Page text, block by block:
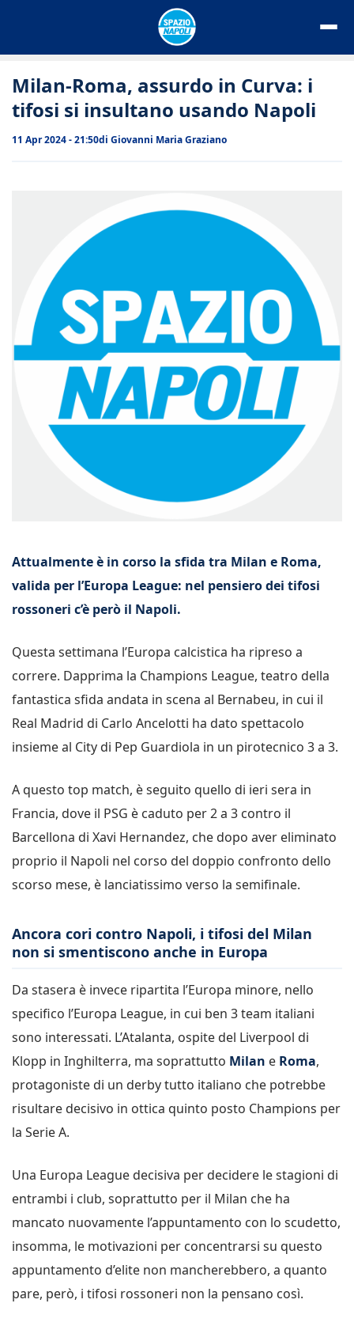
Milan-Roma, assurdo in Curva: i
tifosi si insultano usando Napoli
11 Apr 2024 - 21:50di Giovanni Maria Graziano
Attualmente è in corso la sfida tra Milan e Roma,
valida per l’Europa League: nel pensiero dei tifosi
rossoneri c’è però il Napoli.
Questa settimana l’Europa calcistica ha ripreso a
correre. Dapprima la Champions League, teatro della
fantastica sfida andata in scena al Bernabeu, in cui il
Real Madrid di Carlo Ancelotti ha dato spettacolo
insieme al City di Pep Guardiola in un pirotecnico 3 a 3.
A questo top match, è seguito quello di ieri sera in
Francia, dove il PSG è caduto per 2 a 3 contro il
Barcellona di Xavi Hernandez, che dopo aver eliminato
proprio il Napoli nel corso del doppio confronto dello
scorso mese, è lanciatissimo verso la semifinale.
Ancora cori contro Napoli, i tifosi del Milan
non si smentiscono anche in Europa
Da stasera è invece ripartita l’Europa minore, nello
specifico l’Europa League, in cui ben 3 team italiani
sono interessati. L’Atalanta, ospite del Liverpool di
Klopp in Inghilterra, ma soprattutto Milan e Roma,
protagoniste di un derby tutto italiano che potrebbe
risultare decisivo in ottica quinto posto Champions per
la Serie A.
Una Europa League decisiva per decidere le stagioni di
entrambi i club, soprattutto per il Milan che ha
mancato nuovamente l’appuntamento con lo scudetto,
insomma, le motivazioni per concentrarsi su questo
appuntamento d’elite non mancherebbero, a quanto
pare, però, i tifosi rossoneri non la pensano così.